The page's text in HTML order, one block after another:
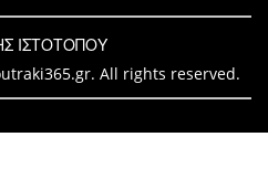
ΙΣΤΟΤΟΠΟΥ
All rights reserved.